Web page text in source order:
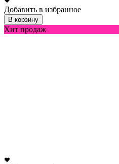
Добавить в избранное
В корзину
Хит продаж